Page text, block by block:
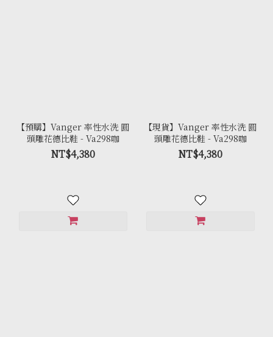
【預購】Vanger 率性水洗 圓
頭雕花德比鞋 - Va298咖
NT$4,380
【現貨】Vanger 率性水洗 圓
頭雕花德比鞋 - Va298咖
NT$4,380